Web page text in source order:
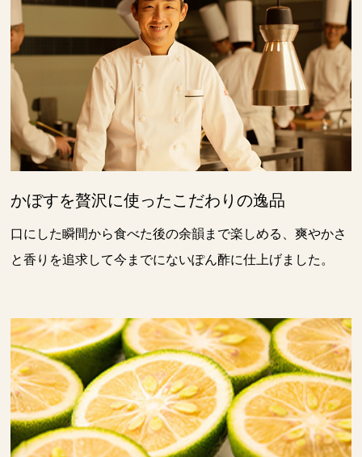
かぼすを贅沢に使ったこだわりの逸品
口にした瞬間から食べた後の余韻まで楽しめる、爽やかさ
と香りを追求して今までにないぽん酢に仕上げました。